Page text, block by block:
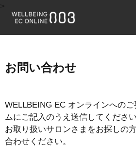
お問い合わせ
WELLBEING EC オンラインへの
ムにご記入のうえ送信してください
お取り扱いサロンさまをお探しの
合わせください。